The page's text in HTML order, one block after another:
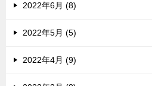
2022年6月 (8)
2022年5月 (5)
2022年4月 (9)